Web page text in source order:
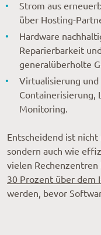
Strom aus
über Hosting-
Hardware
Reparierbarkeit
generalüberholte
Virtualisierung
Containerisierung,
Monitoring.
Entscheidend ist
sondern auch wie
vielen
30 Prozent über dem
werden, bevor